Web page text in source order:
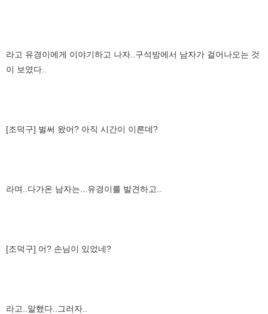
라고 유경이에게 이야기하고 나자..구석방에서 남자가 걸어나오는 것
이 보였다..
[조덕구] 벌써 왔어? 아직 시간이 이른데?
라며..다가온 남자는...유경이를 발견하고..
[조덕구] 어? 손님이 있었네?
라고..말했다..그러자..